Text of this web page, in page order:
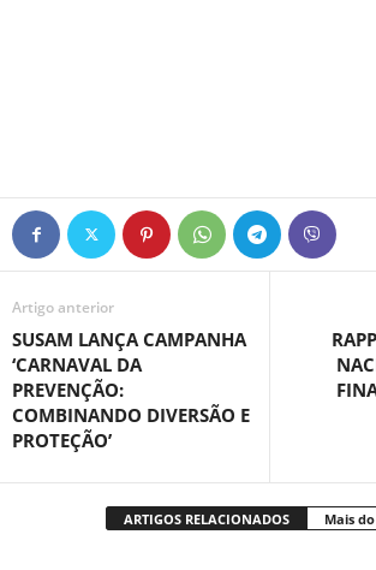
Artigo anterior
SUSAM LANÇA CAMPANHA
‘CARNAVAL DA
PREVENÇÃO:
COMBINANDO DIVERSÃO E
PROTEÇÃO’
ARTIGOS RELACIONADOS Mais